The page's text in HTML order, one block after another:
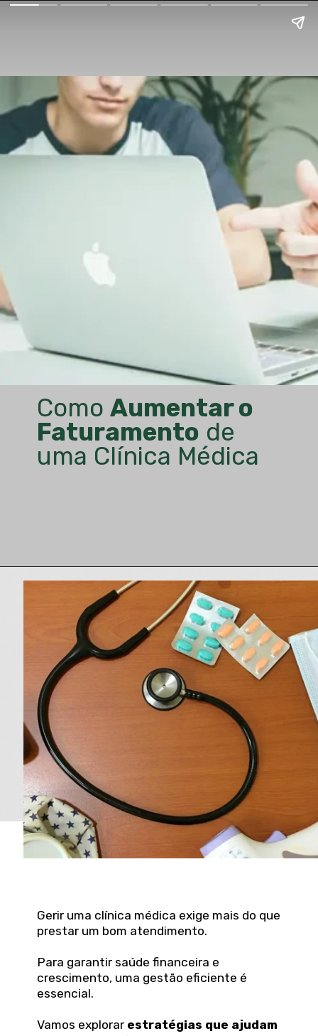
ComoAumentar o
Faturamento de
uma Clínica Médica
Gerir uma clínica médica exige mais do que
prestar um bom atendimento.
Para garantir saúde financeira e
crescimento, uma gestão eficiente é
essencial.
Vamos explorar estratégias que ajudam